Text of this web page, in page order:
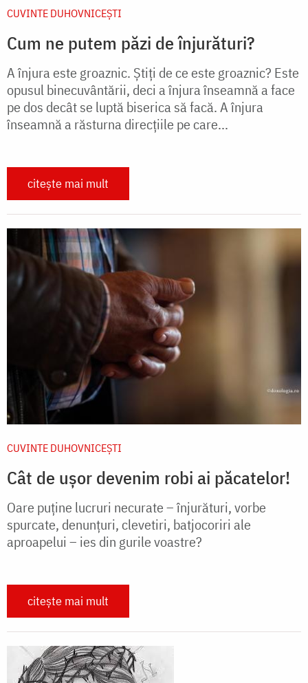
CUVINTE DUHOVNICEȘTI
Cum ne putem păzi de înjurături?
A înjura este groaznic. Ştiţi de ce este groaznic? Este
opusul binecuvântării, deci a înjura înseamnă a face
pe dos decât se luptă biserica să facă. A înjura
înseamnă a răsturna direcţiile pe care...
citește mai mult
CUVINTE DUHOVNICEȘTI
Cât de ușor devenim robi ai păcatelor!
Oare puţine lucruri necurate – înjurături, vorbe
spurcate, denunţuri, clevetiri, batjocoriri ale
aproapelui – ies din gurile voastre?
citește mai mult